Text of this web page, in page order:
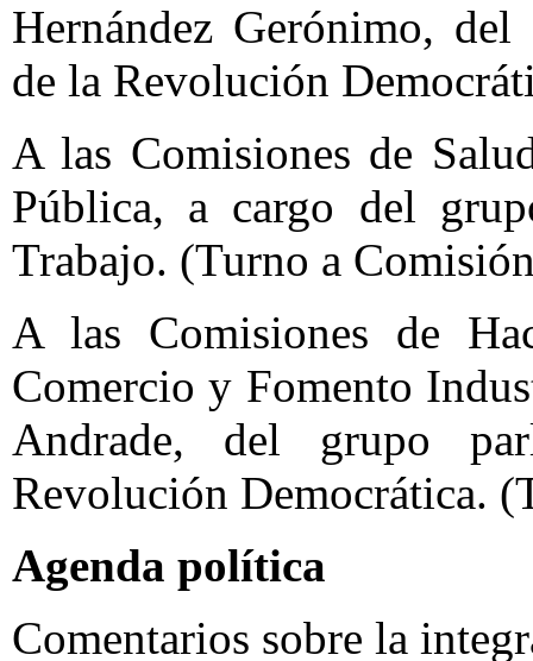
Hernández Gerónimo,
de la Revolución
A las Comisiones de
Pública, a cargo del
Trabajo. (Turno a
A las Comisiones de
Comercio y Fomento
Andrade, del grupo
Revolución Democrática.
Agenda política
Comentarios sobre la